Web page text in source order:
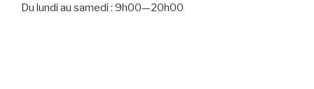
Du lundi au samedi : 9h00—20h00